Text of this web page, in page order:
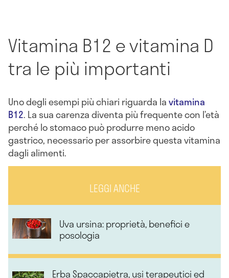
Vitamina B12 e vitamina D
tra le più importanti
Uno degli esempi più chiari riguarda lavitamina
B12. La sua carenza diventa più frequente con l’età
perché lo stomaco può produrre meno acido
gastrico, necessario per assorbire questa vitamina
dagli alimenti.
LEGGI ANCHE
Uva ursina: proprietà, benefici e
posologia
Erba Spaccapietra, usi terapeutici ed